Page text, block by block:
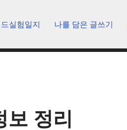
실험일지 나를 담은 글쓰기
보 정리